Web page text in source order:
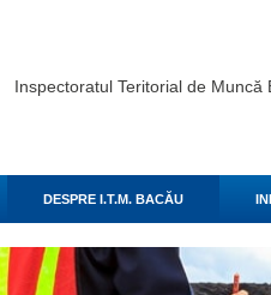
Inspectoratul Teritorial de Muncă
DESPRE I.T.M. BACĂU